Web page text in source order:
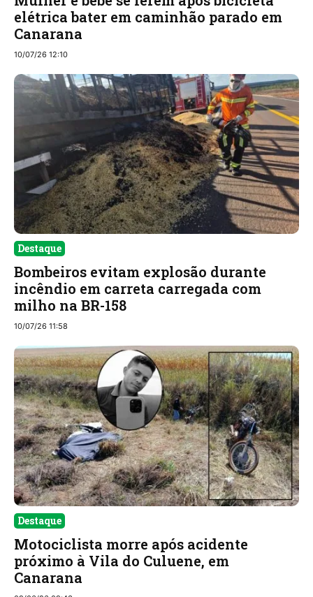
elétrica bater em caminhão parado em
Canarana
10/07/26 12:10
Destaque
Bombeiros evitam explosão durante
incêndio em carreta carregada com
milho na BR-158
10/07/26 11:58
Destaque
Motociclista morre após acidente
próximo à Vila do Culuene, em
Canarana